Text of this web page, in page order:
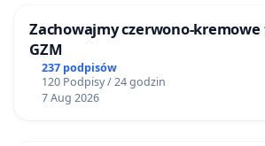
Zachowajmy czerwono-
GZM
237 podpisów
120 Podpisy / 24 godzin
7 Aug 2026